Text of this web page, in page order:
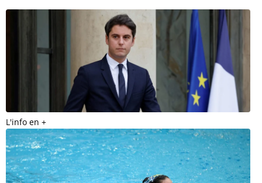
L'info en +